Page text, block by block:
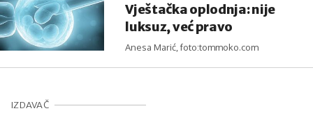
Vještačka oplodnja: nije
luksuz, već pravo
Anesa Marić, foto:tommoko.com
IZDAVAČ